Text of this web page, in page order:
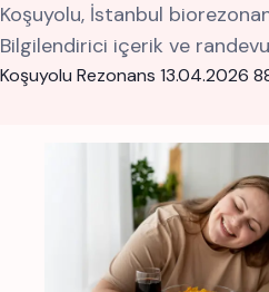
Koşuyolu, İstanbul
Bilgilendirici içerik ve randevu
Koşuyolu Rezonans 13.04.2026